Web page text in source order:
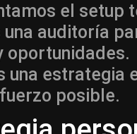
el setup
una auditoría
oportunidades.
una estrategia
posible.